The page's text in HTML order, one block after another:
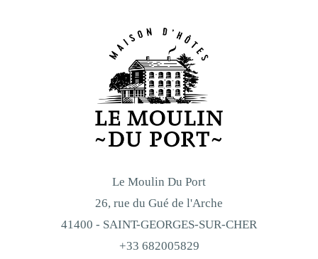
Le Moulin Du Port
26, rue du Gué de l'Arche
41400 - SAINT-GEORGES-SUR-CHER
+33 682005829